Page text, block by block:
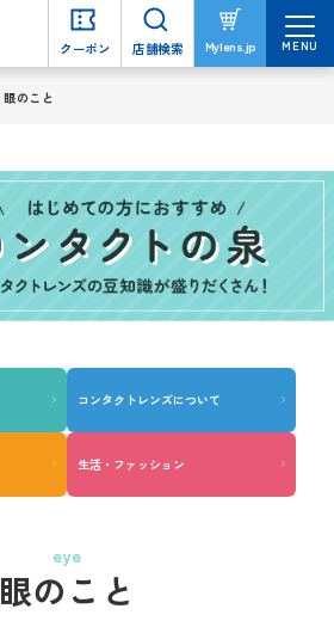
クーポン 店舗検索 Mylens.jp MENU
眼のこと
コンタクトレンズについて
生活・ファッション
eye
眼のこと
クーポン 店舗検索 Mylens.jp MENU